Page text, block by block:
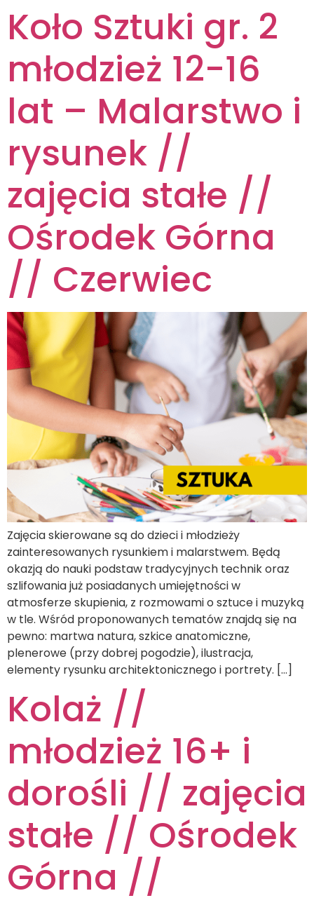
Koło Sztuki gr. 2
młodzież 12-16
lat – Malarstwo i
rysunek //
zajęcia stałe //
Ośrodek Górna
// Czerwiec
Zajęcia skierowane są do dzieci i młodzieży
zainteresowanych rysunkiem i malarstwem. Będą
okazją do nauki podstaw tradycyjnych technik oraz
szlifowania już posiadanych umiejętności w
atmosferze skupienia, z rozmowami o sztuce i muzyką
w tle. Wśród proponowanych tematów znajdą się na
pewno: martwa natura, szkice anatomiczne,
plenerowe (przy dobrej pogodzie), ilustracja,
elementy rysunku architektonicznego i portrety. […]
Kolaż //
młodzież 16+ i
dorośli // zajęcia
stałe // Ośrodek
Górna //